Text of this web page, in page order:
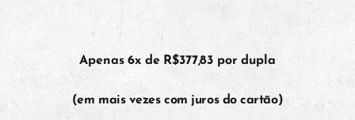
Apenas 6x de R$377,83 por dupla
(em mais vezes com juros do cartão)